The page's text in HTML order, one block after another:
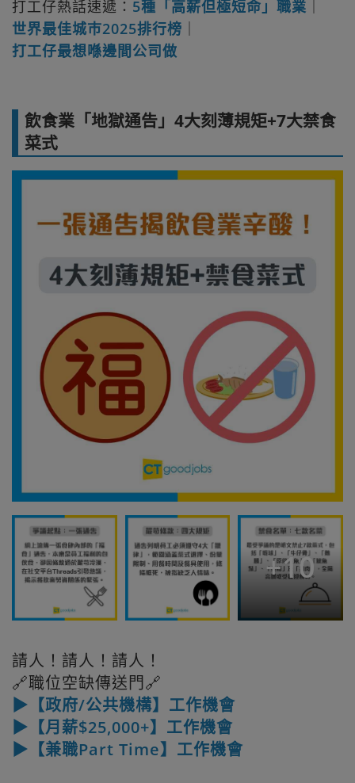
打工仔熱話速遞： 5種「高薪但極短命」職業
世界最佳城巿2025排行榜
打工仔最想喺邊間公司做
飲食業「地獄通告」4大刻薄規矩+7大禁食
菜式
+10
請人！請人！請人！
🔗職位空缺傳送門🔗
▶【政府/公共機構】工作機會
▶【月薪$25,000+】工作機會
▶【兼職Part Time】工作機會